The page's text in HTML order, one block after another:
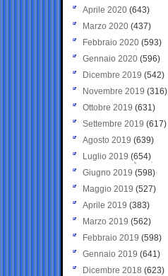
Aprile 2020 (643)
Marzo 2020 (437)
Febbraio 2020 (593)
Gennaio 2020 (596)
Dicembre 2019 (542)
Novembre 2019 (316)
Ottobre 2019 (631)
Settembre 2019 (617)
Agosto 2019 (639)
Luglio 2019 (654)
Giugno 2019 (598)
Maggio 2019 (527)
Aprile 2019 (383)
Marzo 2019 (562)
Febbraio 2019 (598)
Gennaio 2019 (641)
Dicembre 2018 (623)